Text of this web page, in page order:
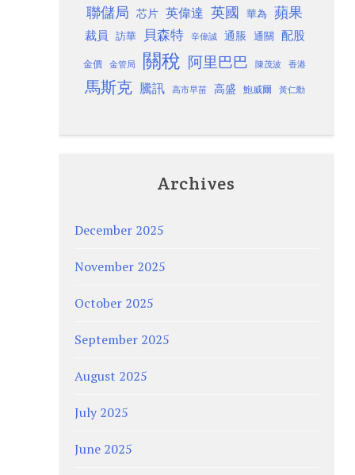
聯儲局 芯片 英偉達 英國 華為 蘋果
裁員 訪華 貝森特 辛偉誠 通脹 通關 配股
金價 金管局 關稅 阿里巴巴 陳茂波 香港
馬斯克 騰訊 高市早苗 高盛 鮑威爾 黃仁勳
Archives
December 2025
November 2025
October 2025
September 2025
August 2025
July 2025
June 2025